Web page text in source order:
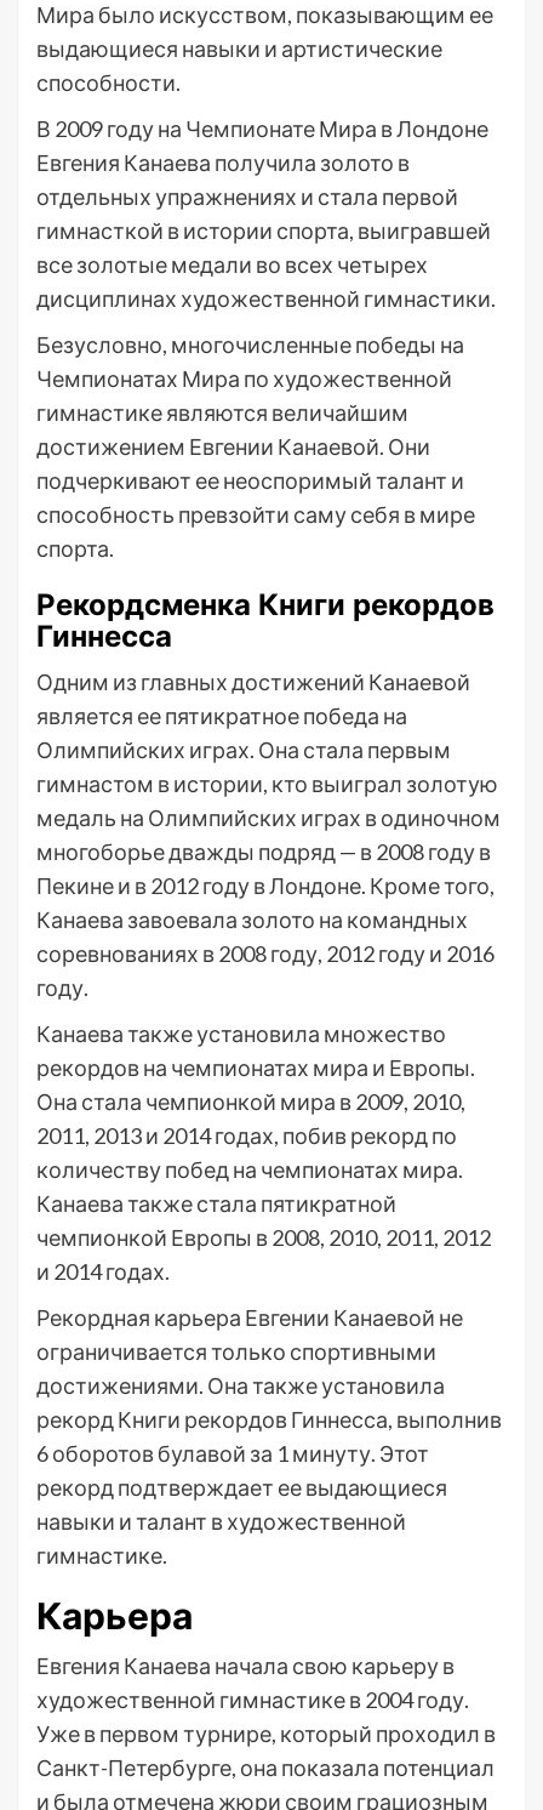
Мира было искусством, показывающим ее
выдающиеся навыки и артистические
способности.
В 2009 году на Чемпионате Мира в Лондоне
Евгения Канаева получила золото в
отдельных упражнениях и стала первой
гимнасткой в истории спорта, выигравшей
все золотые медали во всех четырех
дисциплинах художественной гимнастики.
Безусловно, многочисленные победы на
Чемпионатах Мира по художественной
гимнастике являются величайшим
достижением Евгении Канаевой. Они
подчеркивают ее неоспоримый талант и
способность превзойти саму себя в мире
спорта.
Рекордсменка Книги рекордов
Гиннесса
Одним из главных достижений Канаевой
является ее пятикратное победа на
Олимпийских играх. Она стала первым
гимнастом в истории, кто выиграл золотую
медаль на Олимпийских играх в одиночном
многоборье дважды подряд — в 2008 году в
Пекине и в 2012 году в Лондоне. Кроме того,
Канаева завоевала золото на командных
соревнованиях в 2008 году, 2012 году и 2016
году.
Канаева также установила множество
рекордов на чемпионатах мира и Европы.
Она стала чемпионкой мира в 2009, 2010,
2011, 2013 и 2014 годах, побив рекорд по
количеству побед на чемпионатах мира.
Канаева также стала пятикратной
чемпионкой Европы в 2008, 2010, 2011, 2012
и 2014 годах.
Рекордная карьера Евгении Канаевой не
ограничивается только спортивными
достижениями. Она также установила
рекорд Книги рекордов Гиннесса, выполнив
6 оборотов булавой за 1 минуту. Этот
рекорд подтверждает ее выдающиеся
навыки и талант в художественной
гимнастике.
Карьера
Евгения Канаева начала свою карьеру в
художественной гимнастике в 2004 году.
Уже в первом турнире, который проходил в
Санкт-Петербурге, она показала потенциал
и была отмечена жюри своим грациозным